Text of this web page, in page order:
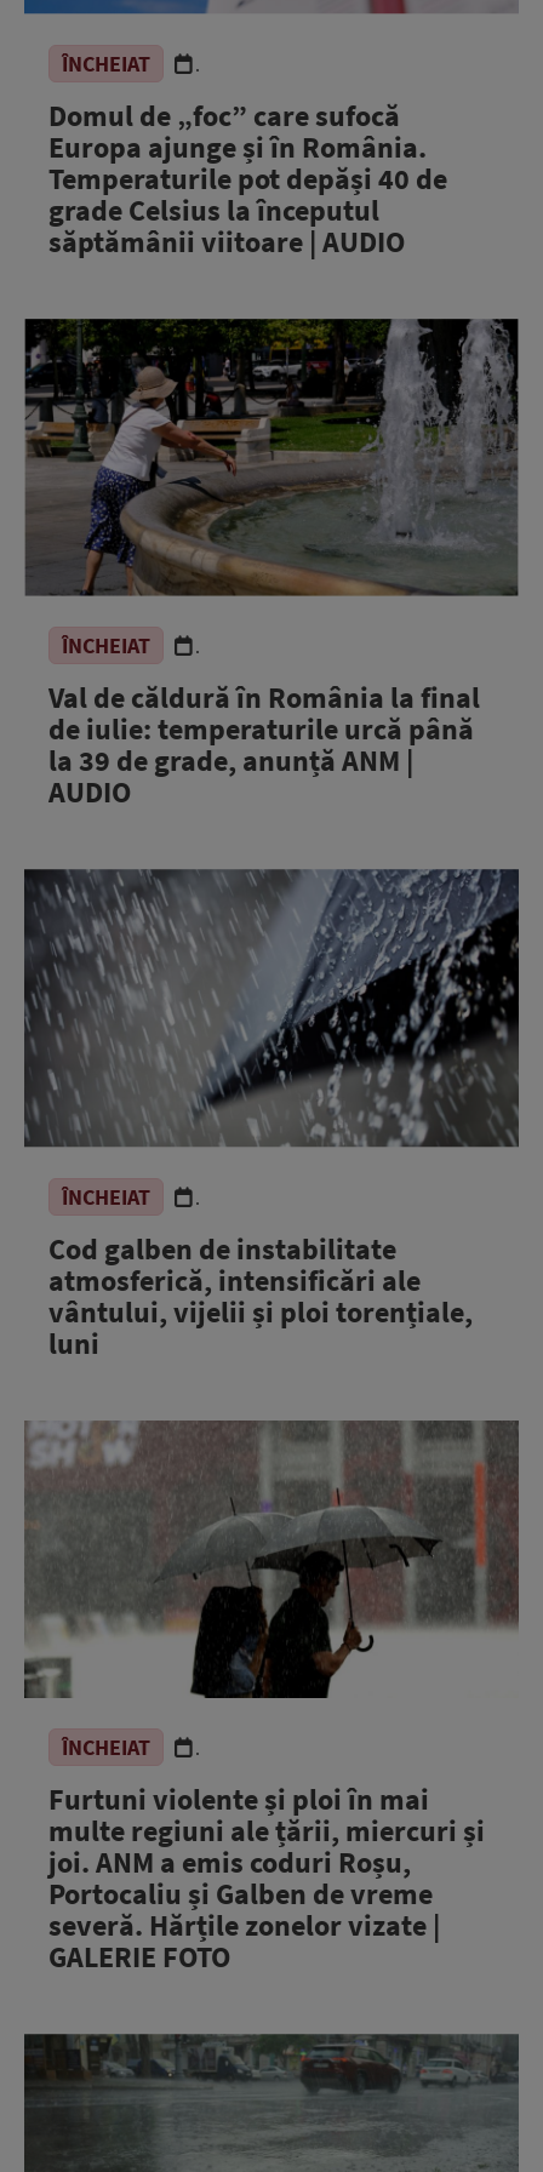
ÎNCHEIAT .
Domul de „foc” care sufocă
Europa ajunge și în România.
Temperaturile pot depăși 40 de
grade Celsius la începutul
săptămânii viitoare | AUDIO
ÎNCHEIAT .
Val de căldură în România la final
de iulie: temperaturile urcă până
la 39 de grade, anunță ANM |
AUDIO
ÎNCHEIAT .
Cod galben de instabilitate
atmosferică, intensificări ale
vântului, vijelii și ploi torențiale,
luni
ÎNCHEIAT .
Furtuni violente și ploi în mai
multe regiuni ale țării, miercuri și
joi. ANM a emis coduri Roșu,
Portocaliu și Galben de vreme
severă. Hărțile zonelor vizate |
GALERIE FOTO